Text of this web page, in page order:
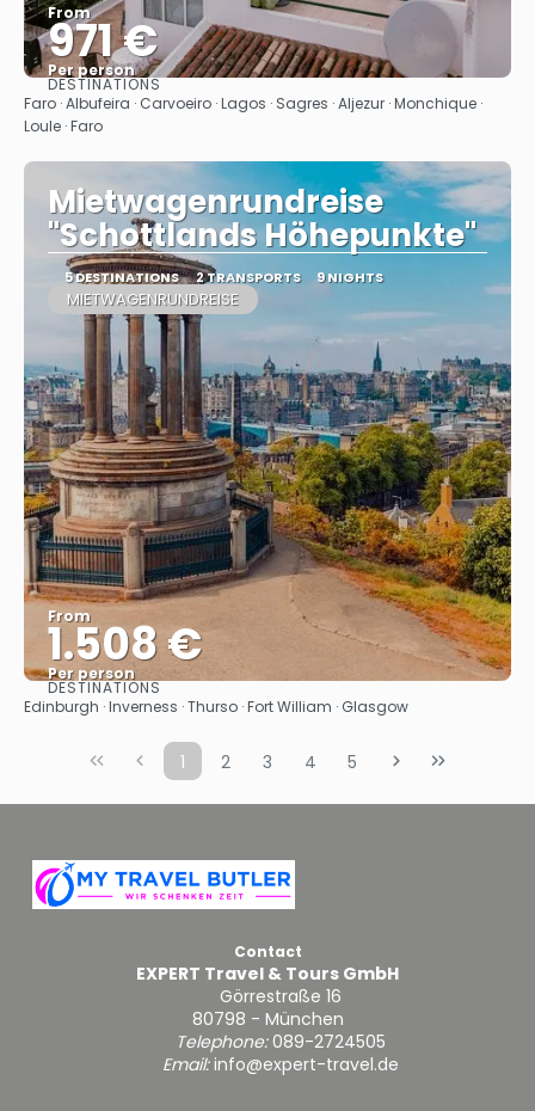
From
971 €
Per person
See
DESTINATIONS
Faro · Albufeira · Carvoeiro · Lagos · Sagres · Aljezur · Monchique ·
Loule · Faro
Mietwagenrundreise
"Schottlands Höhepunkte"
5 DESTINATIONS 2 TRANSPORTS 9 NIGHTS
MIETWAGENRUNDREISE
From
1.508 €
Per person
See
DESTINATIONS
Edinburgh · Inverness · Thurso · Fort William · Glasgow
1 2 3 4 5
Contact
EXPERT Travel & Tours GmbH
Görrestraße 16
80798 - München
Telephone:089-2724505
Email:info@expert-travel.de